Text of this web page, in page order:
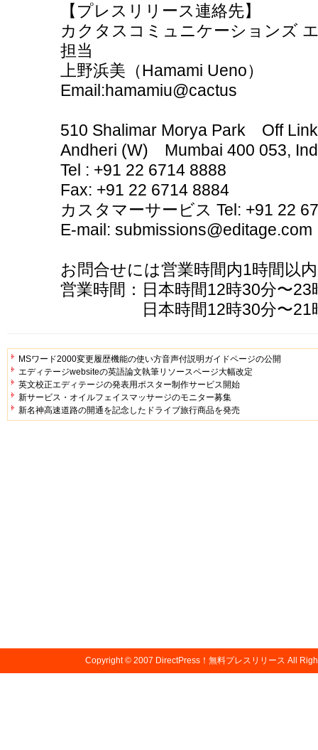
【プレスリリース連絡先】
カクタスコミュニケーションズ
担当
上野浜美（Hamami Ueno）
Email:hamamiu@cactus
510 Shalimar Morya Park Off
Andheri (W) Mumbai 400 053,
Tel : +91 22 6714 8888
Fax: +91 22 6714 8884
カスタマーサービス Tel: +91 22
E-mail: submissions@editage.com
お問合せには営業時間内1時間以
営業時間：日本時間12時30分〜
日本時間12時30分〜21時
MSワード2000変更履歴機能の使い方音声付説明ガイドページの公開
エディテージwebsiteの英語論文執筆リソースページ大幅改定
英文校正エディテージの発表用ポスター制作サービス開始
新サービス・オイルフェイスマッサージのモニター募集
新名神高速道路の開通を記念したドライブ旅行商品を発売
Copyright © 2007 DirectPress！無料プレスリリース All